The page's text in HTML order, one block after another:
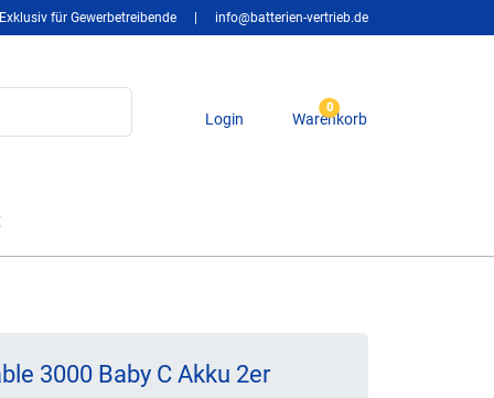
Exklusiv für Gewerbetreibende info@batterien-vertrieb.de
Login
0
Warenkorb
3000 Baby C Akku 2er